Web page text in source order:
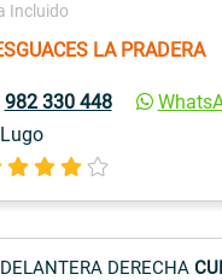
Incluido
LA PRADERA
982 330 448
Lugo
DERECHA